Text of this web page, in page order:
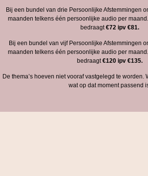
Bij een bundel van drie Persoonlijke Afstemmingen
maanden telkens één persoonlijke audio per
bedraagt €72 ipv €81.
Bij een bundel van vijf Persoonlijke Afstemmingen
maanden telkens één persoonlijke audio per
bedraagt€120 ipv €135.
De thema’s hoeven niet vooraf vastgelegd te worden.
wat op dat moment passend